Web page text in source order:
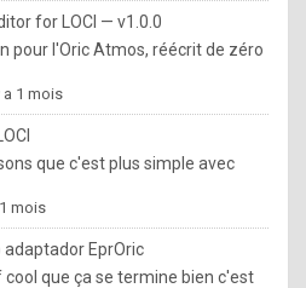
o
u
w
a
n
t
o
for LOCI — v1.0.0
pour l'Oric Atmos, réécrit de zéro
a 1 mois
que c'est plus simple avec
mois
adaptador EprOric
cool que ça se termine bien c'est